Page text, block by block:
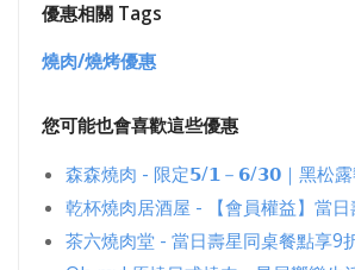
優惠相關 Tags
燒肉/燒烤優惠
您可能也會喜歡這些優惠
森森燒肉 - 限定𝟱/𝟭－𝟲/𝟯𝟬｜黑松露
乾杯燒肉居酒屋 - 【會員權益】當
茶六燒肉堂 - 當日壽星同桌餐點享9